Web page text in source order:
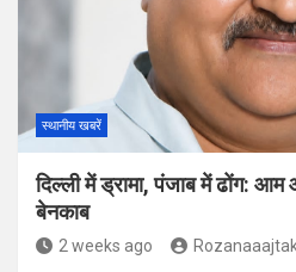
स्थानीय खबरें
दिल्ली में ड्रामा, पंजाब में ढोंग: आम
बेनकाब
2 weeks ago